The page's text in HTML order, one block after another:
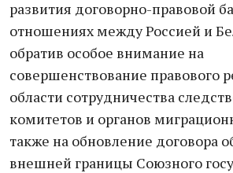
развития договорно-правовой
отношениях между Россией и
обратив особое внимание на
совершенствование правового
области сотрудничества
комитетов и органов
также на обновление договора
внешней границы Союзного